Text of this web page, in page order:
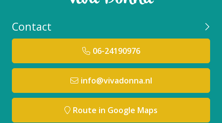
Contact
06-24190976
info@vivadonna.nl
Route in Google Maps